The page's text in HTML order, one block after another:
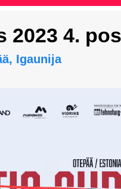
2023 4.
Igaunija